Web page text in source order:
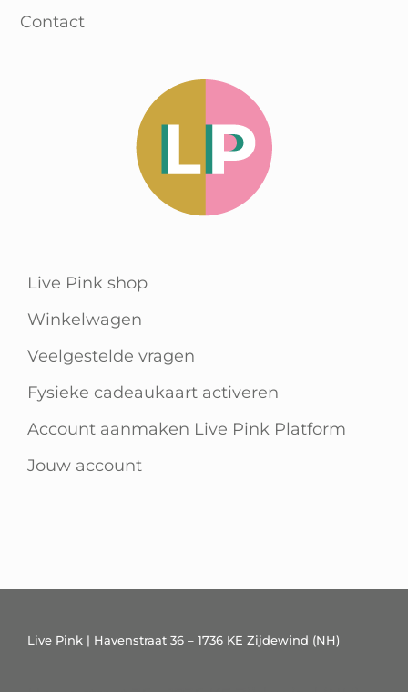
Contact
Live Pink shop
Winkelwagen
Veelgestelde vragen
Fysieke cadeaukaart activeren
Account aanmaken Live Pink Platform
Jouw account
Live Pink | Havenstraat 36 – 1736 KE Zijdewind (NH)